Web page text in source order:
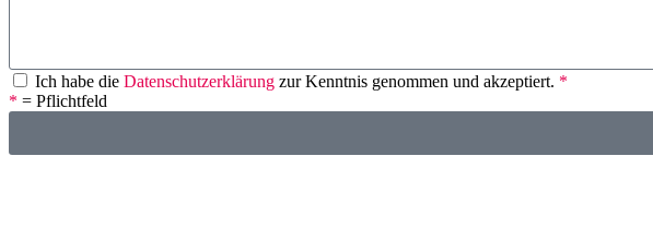
Ich habe die Datenschutzerklärung zur Kenntnis genommen und akzeptiert. *
* = Pflichtfeld